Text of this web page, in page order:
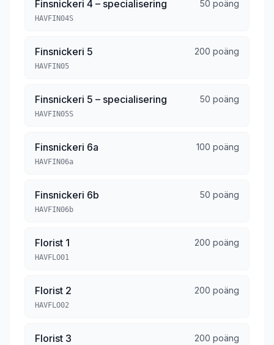
Finsnickeri 4 – specialisering 50 poäng
HAVFIN04S
Finsnickeri 5 200 poäng
HAVFIN05
Finsnickeri 5 – specialisering 50 poäng
HAVFIN05S
Finsnickeri 6a 100 poäng
HAVFIN06a
Finsnickeri 6b 50 poäng
HAVFIN06b
Florist 1 200 poäng
HAVFLO01
Florist 2 200 poäng
HAVFLO02
Florist 3 200 poäng